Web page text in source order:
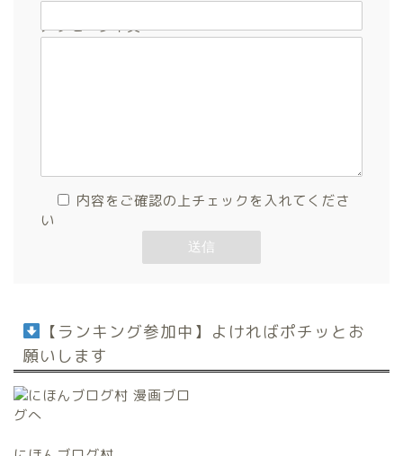
メッセージ本文
内容をご確認の上チェックを入れてくださ
い
【ランキング参加中】よければポチッとお
願いします